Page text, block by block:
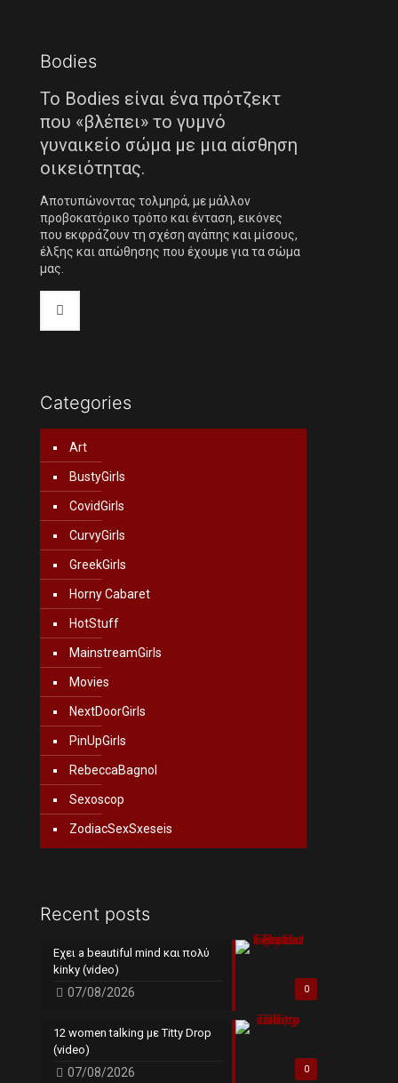
Bodies
Το Bodies είναι ένα πρότζεκτ
που «βλέπει» το γυμνό
γυναικείο σώμα με μια αίσθηση
οικειότητας.
Αποτυπώνοντας τολμηρά, με μάλλον
προβοκατόρικο τρόπο και ένταση, εικόνες
που εκφράζουν τη σχέση αγάπης και μίσους,
έλξης και απώθησης που έχουμε για τα σώμα
μας.
Categories
Art
BustyGirls
CovidGirls
CurvyGirls
GreekGirls
Horny Cabaret
HotStuff
MainstreamGirls
Movies
NextDoorGirls
PinUpGirls
RebeccaBagnol
Sexoscop
ZodiacSexSxeseis
Recent posts
0
Εχει a beautiful mind και πολύ
kinky (video)
07/08/2026
0
12 women talking με Titty Drop
(video)
07/08/2026